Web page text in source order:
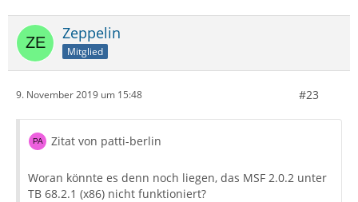
Zeppelin
Mitglied
9. November 2019 um 15:48 #23
Zitat von patti-berlin
Woran könnte es denn noch liegen, das MSF 2.0.2 unter
TB 68.2.1 (x86) nicht funktioniert?